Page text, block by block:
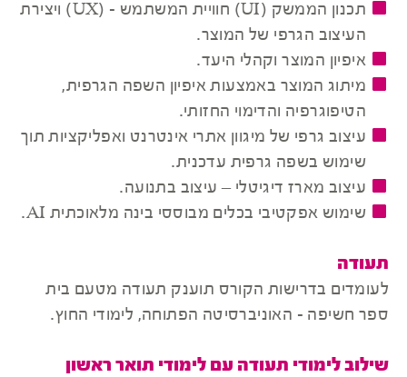
תכנון הממשק (UI) חוויית המשתמש - (UX) ויצירת
העיצוב הגרפי של המוצר.
איפיון המוצר וקהלי היעד.
מיתוג המוצר באמצעות איפיון השפה הגרפית,
הטיפוגרפיה והדימוי החזותי.
עיצוב גרפי של מיגוון אתרי אינטרנט ואפליקציות תוך
שימוש בשפה גרפית עדכנית.
עיצוב מארז דיגיטלי – עיצוב בתנועה.
שימוש אפקטיבי בכלים מבוססי בינה מלאוכתית AI.
תעודה
לעומדים בדרישות הקורס תוענק תעודה מטעם בית
ספר חשיפה - האוניברסיטה הפתוחה, לימודי החוץ.
שילוב לימודי תעודה עם לימודי תואר ראשון